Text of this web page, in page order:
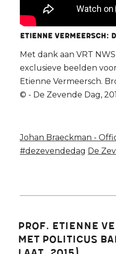
Etienne VERMEERSCH:
Met dank aan VRT
exclusieve beelden
Etienne Vermeersch.
© - De Zevende Dag,
Johan Braeckman -
#dezevendedag De
Prof. Etienne
met politicus